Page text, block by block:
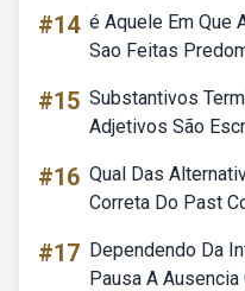
#14 é Aquele Em Que
Sao Feitas
#15 Substantivos
Adjetivos São
#16 Qual Das
Correta Do Past
#17 Dependendo Da
Pausa A